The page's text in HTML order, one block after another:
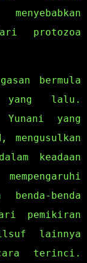
protozoa
bermula
lalu.
yang
keadaan
benda
pemikiran
lainnya
terinci.